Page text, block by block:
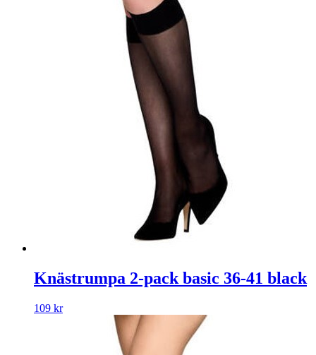
Knästrumpa 2-pack basic 36-41 black
109 kr